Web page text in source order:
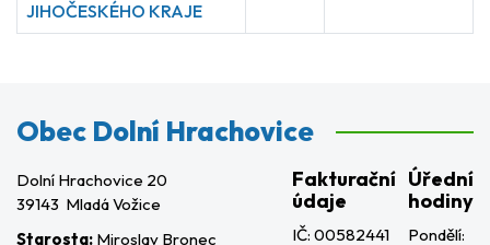
JIHOČESKÉHO KRAJE
Obec Dolní Hrachovice
Dolní Hrachovice 20
39143 Mladá Vožice
Starosta: Miroslav Bronec
Fakturační
údaje
IČ: 00582441
Úřední
hodiny
Pondělí: